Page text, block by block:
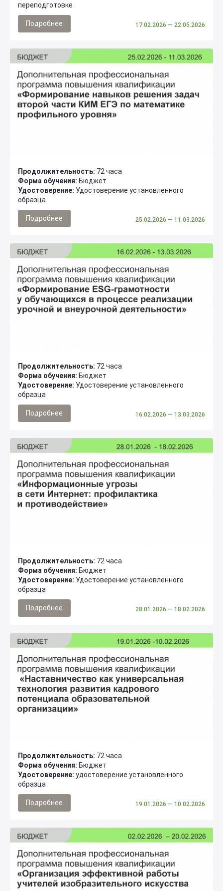
переподготовке
Подробнее 17.02.2026 — 22.05.2026
Продолжительность: 72 часа
Форма обучения: Бюджет
Удостоверение: Удостоверение установленного
образца
Подробнее 25.02.2026 — 11.03.2026
Продолжительность: 72 часа
Форма обучения: Бюджет
Удостоверение: Удостоверение установленного
образца
Подробнее 16.02.2026 — 13.03.2026
Продолжительность: 72 часа
Форма обучения: Бюджет
Удостоверение: Удостоверение установленного
образца
Подробнее 28.01.2026 — 18.02.2026
Продолжительность: 72 часа
Форма обучения: Бюджет
Удостоверение: удостоверение установленного
образца
Подробнее 19.01.2026 — 10.02.2026